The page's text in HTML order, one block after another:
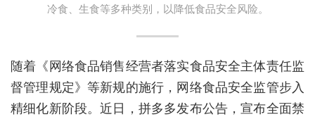
冷食、生食等多种类别，以降低食品安全风险。
随着《网络食品销售经营者落实食品安全主体责任监
督管理规定》等新规的施行，网络食品安全监管步入
精细化新阶段。近日，拼多多发布公告，宣布全面禁